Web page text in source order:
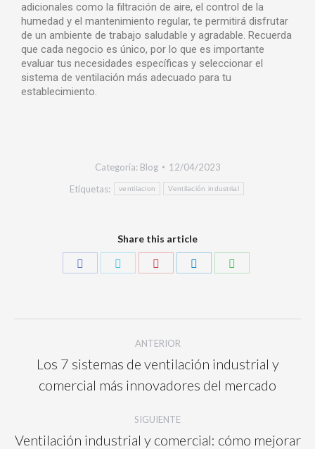
adicionales como la filtración de aire, el control de la
humedad y el mantenimiento regular, te permitirá disfrutar
de un ambiente de trabajo saludable y agradable. Recuerda
que cada negocio es único, por lo que es importante
evaluar tus necesidades específicas y seleccionar el
sistema de ventilación más adecuado para tu
establecimiento.
Categoría: Blog
12/04/2023
Etiquetas:
ventilacion Ventilación industrial
Share this article
ANTERIOR
Los 7 sistemas de ventilación industrial y
comercial más innovadores del mercado
SIGUIENTE
Ventilación industrial y comercial: cómo mejorar